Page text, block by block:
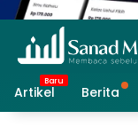
Artikel Berita